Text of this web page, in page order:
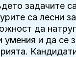
задачите
са лесни
да
умения и да се